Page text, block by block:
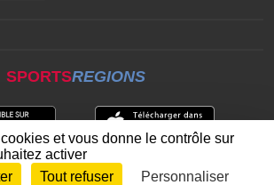
SPORTSREGIONS
? CONNEXION
et vous donne le contrôle sur
activer
Tout refuser Personnaliser